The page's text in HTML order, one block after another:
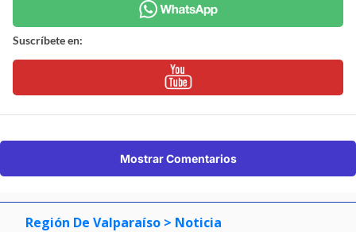
Suscríbete en:
Mostrar Comentarios
Región De Valparaíso > Noticia